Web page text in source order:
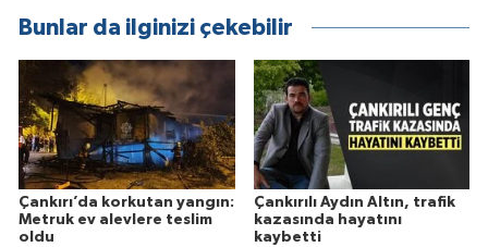
Bunlar da ilginizi çekebilir
Çankırı’da korkutan yangın:
Metruk ev alevlere teslim
oldu
Çankırılı Aydın Altın, trafik
kazasında hayatını
kaybetti